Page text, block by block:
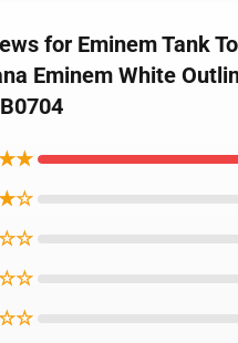
for Eminem Tank
Eminem White